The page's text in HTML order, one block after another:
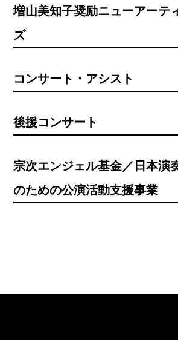
増山美知子奨励ニューアーテ
ズ
コンサート・アシスト
後援コンサート
宗次エンジェル基金／日本演
のための公演活動支援事業